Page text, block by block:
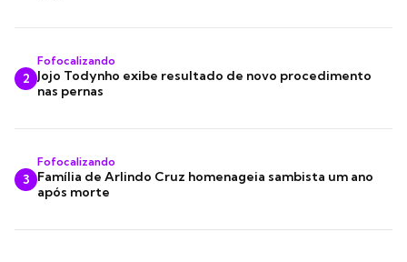
2
Fofocalizando
Jojo Todynho exibe resultado de novo procedimento
nas pernas
3
Fofocalizando
Família de Arlindo Cruz homenageia sambista um ano
após morte